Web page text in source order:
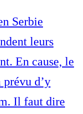
Serbie
leurs
En cause, le
d’y
Il faut dire